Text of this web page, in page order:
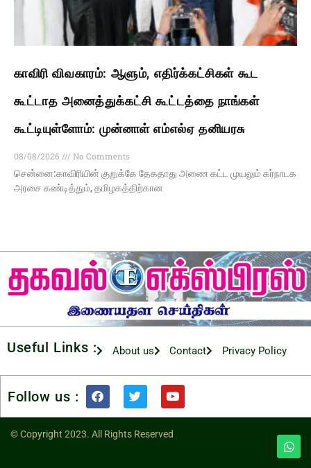
காவிரி விவகாரம்: ஆளும், எதிர்க்கட்சிகள் கூட
கூட்டாத அனைத்துக்கட்சி கூட்டத்தை நாங்கள்
கூட்டியுள்ளோம்: முன்னாள் எம்எல்ஏ தனியரசு
08/08/2026
No Comments
சென்னை:காவிரியின் குறுக்கே தேகதாது அணை கட்ட முயலும் கர்நாடக
அரசை கண்டித்தும், தமிழகத்திற்கான
Useful Links : About us Contact Privacy Policy
Follow us :
© Copyright 2023. All Rights Reserved